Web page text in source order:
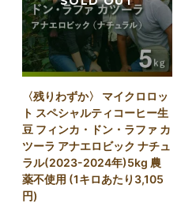
〈残りわずか〉 マイクロロッ
ト スペシャルティコーヒー生
豆 フィンカ・ドン・ラファ カ
ツーラ アナエロビック ナチュ
ラル(2023-2024年)5kg 農
薬不使用 (1キロあたり3,105
円)